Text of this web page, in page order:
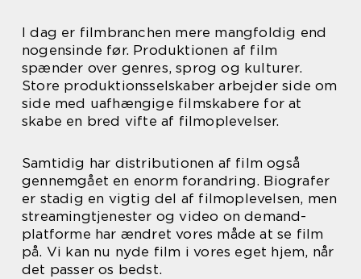
I dag er filmbranchen mere mangfoldig end
nogensinde før. Produktionen af film
spænder over genres, sprog og kulturer.
Store produktionsselskaber arbejder side om
side med uafhængige filmskabere for at
skabe en bred vifte af filmoplevelser.
Samtidig har distributionen af film også
gennemgået en enorm forandring. Biografer
er stadig en vigtig del af filmoplevelsen, men
streamingtjenester og video on demand-
platforme har ændret vores måde at se film
på. Vi kan nu nyde film i vores eget hjem, når
det passer os bedst.